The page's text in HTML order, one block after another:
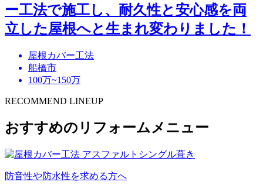
ー工法で施工し、耐久性と安心感を両
立した屋根へと生まれ変わりました！
屋根カバー工法
船橋市
100万~150万
RECOMMEND LINEUP
おすすめのリフォームメニュー
防音性や防水性を求める方へ